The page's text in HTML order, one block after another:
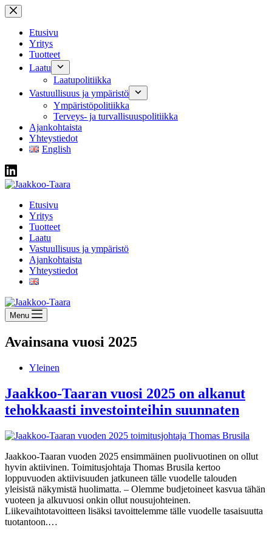
Skip
to
contentEtusivu
Yritys
Tuotteet
Laatu
Laatupolitiikka
Vastuullisuus ja ympäristö
Ympäristöpolitiikka
Terveys- ja turvallisuuspolitiikka
Ajankohtaista
Yhteystiedot
English
Etusivu
Yritys
Tuotteet
Laatu
Vastuullisuus ja ympäristö
Ajankohtaista
Yhteystiedot
Menu
Avainsana vuosi 2025
Yleinen
Jaakkoo-Taaran vuosi 2025 on alkanut
tehokkaasti investointeihin suunnaten
Jaakkoo-Taaran vuoden 2025 ensimmäinen puolivuotinen on ollut
hyvin aktiivinen. Toimitusjohtaja Thomas Brusila kertoo
loppuvuoden aktiivisuuden jatkuneen tälle vuodelle talouden
yleisistä näkymistä huolimatta. – Olemme budjetoineet kasvua tähän
vuoteen ja alkuvuosi onkin ollut nousujohteinen.
Liikevaihtotavoitteen lisäksi tavoittelemme tälle vuodelle tasaisuutta
tuotantoon.…